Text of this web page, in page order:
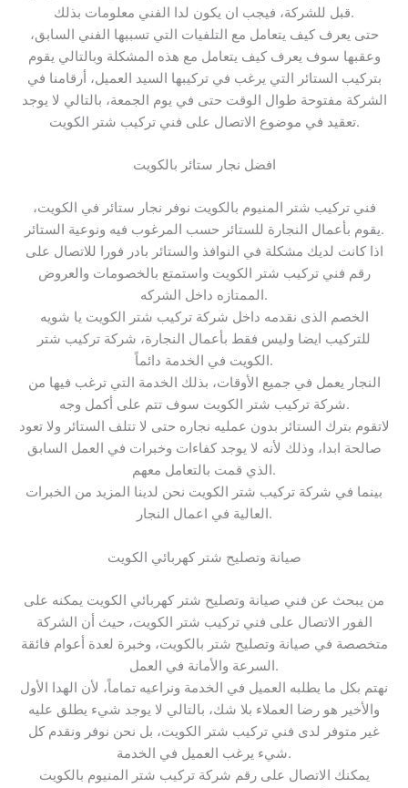
قبل للشركة، فيجب ان يكون لدا الفني معلومات بذلك.
حتى يعرف كيف يتعامل مع التلفيات التي تسببها الفني السابق،
وعقبها سوف يعرف كيف يتعامل مع هذه المشكلة وبالتالي يقوم
بتركيب الستائر التي يرغب في تركيبها السيد العميل، أرقامنا في
الشركة مفتوحة طوال الوقت حتى في يوم الجمعة، بالتالي لا يوجد
تعقيد في موضوع الاتصال على فني تركيب شتر الكويت.
افضل نجار ستائر بالكويت
فني تركيب شتر المنيوم بالكويت نوفر نجار ستائر في الكويت،
يقوم بأعمال النجارة للستائر حسب المرغوب فيه ونوعية الستائر.
اذا كانت لديك مشكلة في النوافذ والستائر بادر فورا للاتصال على
رقم فني تركيب شتر الكويت واستمتع بالخصومات والعروض
الممتازه داخل الشركه.
الخصم الذى نقدمه داخل شركة تركيب شتر الكويت يا شويه
للتركيب ايضا وليس فقط بأعمال النجارة، شركة تركيب شتر
الكويت في الخدمة دائماً.
النجار يعمل في جميع الأوقات، بذلك الخدمة التي ترغب فيها من
شركة تركيب شتر الكويت سوف تتم على أكمل وجه.
لاتقوم بترك الستائر بدون عمليه نجاره حتى لا تتلف الستائر ولا تعود
صالحة ابدا، وذلك لأنه لا يوجد كفاءات وخبرات في العمل السابق
الذي قمت بالتعامل معهم.
بينما في شركة تركيب شتر الكويت نحن لدينا المزيد من الخبرات
العالية في اعمال النجار.
صيانة وتصليح شتر كهربائي الكويت
من يبحث عن فني صيانة وتصليح شتر كهربائي الكويت يمكنه على
الفور الاتصال على فني تركيب شتر الكويت، حيث أن الشركة
متخصصة في صيانة وتصليح شتر بالكويت، وخبرة لعدة أعوام فائقة
السرعة والأمانة في العمل.
نهتم بكل ما يطلبه العميل في الخدمة ونراعيه تماماً، لأن الهدا الأول
والأخير هو رضا العملاء بلا شك، بالتالي لا يوجد شيء يطلق عليه
غير متوفر لدى فني تركيب شتر الكويت، بل نحن نوفر ونقدم كل
شيء يرغب العميل في الخدمة.
يمكنك الاتصال على رقم شركة تركيب شتر المنيوم بالكويت